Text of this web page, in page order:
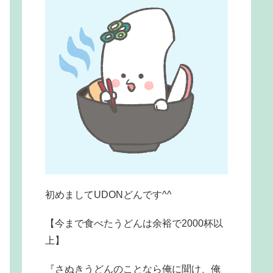
初めましてUDONどんです^^
【今まで食べたうどんは余裕で2000杯以
上】
『さぬきうどんのことなら俺に聞け、俺